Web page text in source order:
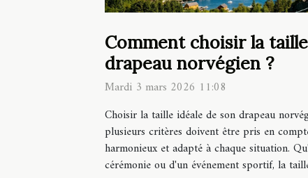
Comment choisir la
drapeau norvégien ?
Mardi 3 mars 2026 11:08
Choisir la taille idéale de son drapeau
plusieurs critères doivent être pris en
harmonieux et adapté à chaque situation.
cérémonie ou d'un événement sportif, la